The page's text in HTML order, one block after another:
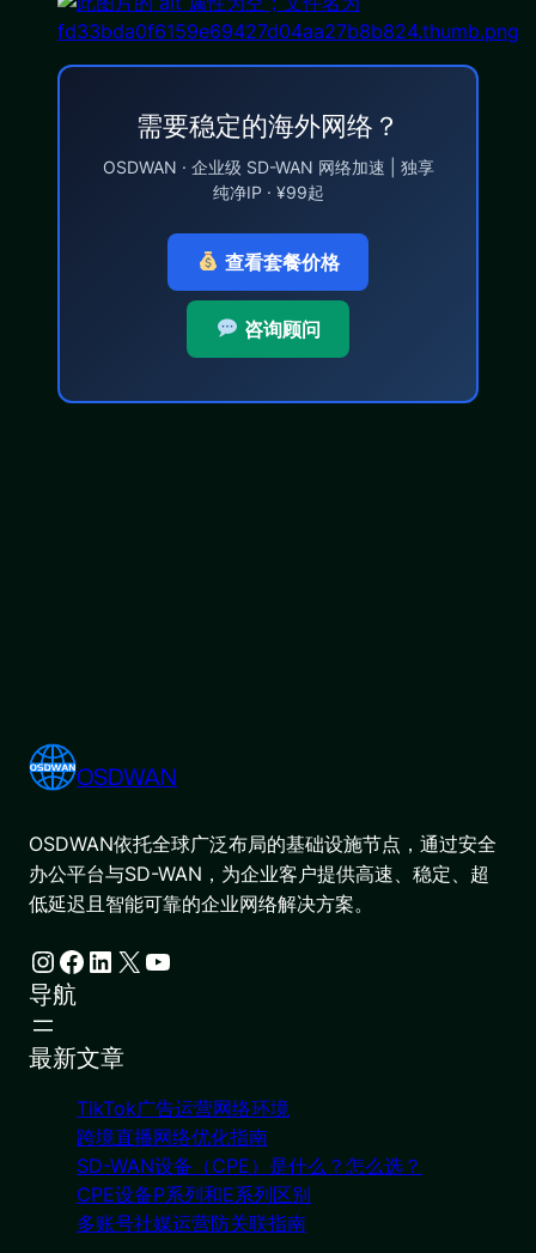
需要稳定的海外网络？
OSDWAN · 企业级 SD-WAN 网络加速 | 独享
纯净IP · ¥99起
查看套餐价格
咨询顾问
OSDWAN
OSDWAN依托全球广泛布局的基础设施节点，通过安全
办公平台与SD-WAN，为企业客户提供高速、稳定、超
低延迟且智能可靠的企业网络解决方案。
Instagram Facebook LinkedIn X YouTube
导航
最新文章
TikTok广告运营网络环境
跨境直播网络优化指南
SD-WAN设备（CPE）是什么？怎么选？
CPE设备P系列和E系列区别
多账号社媒运营防关联指南